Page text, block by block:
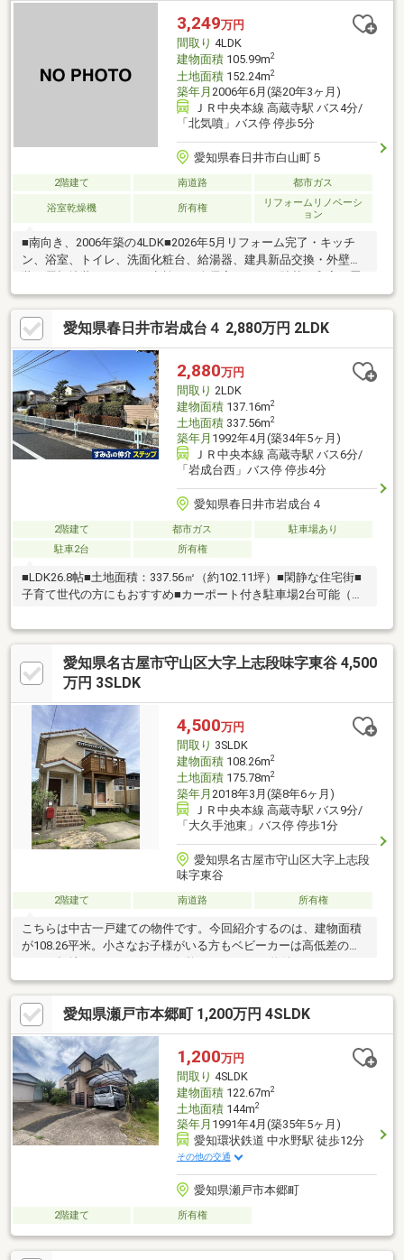
3,249万円
間取り 4LDK
建物面積105.99m2
土地面積152.24m2
築年月 2006年6月(築20年3ヶ月)
ＪＲ中央本線 高蔵寺駅 バス4分/
「北気噴」バス停 停歩5分
愛知県春日井市白山町５
2階建て 南道路 都市ガス
浴室乾燥機 所有権
リフォームリノベーシ
ョン
■南向き、2006年築の4LDK■2026年5月リフォーム完了・キッチ
ン、浴室、トイレ、洗面化粧台、給湯器、建具新品交換・外壁塗
表替え、障子・襖貼替・（洗面室）クッションフロア貼替
愛知県春日井市岩成台４ 2,880万円 2LDK
2,880万円
間取り 2LDK
建物面積137.16m2
土地面積337.56m2
築年月 1992年4月(築34年5ヶ月)
ＪＲ中央本線 高蔵寺駅 バス6分/
「岩成台西」バス停 停歩4分
愛知県春日井市岩成台４
2階建て 都市ガス
駐車場あり
駐車2台
所有権
■LDK26.8帖■土地面積：337.56㎡（約102.11坪）■閑静な住宅街■
子育て世代の方にもおすすめ■カーポート付き駐車場2台可能（車
愛知県名古屋市守山区大字上志段味字東谷 4,500
万円 3SLDK
4,500万円
間取り 3SLDK
建物面積108.26m2
土地面積175.78m2
築年月 2018年3月(築8年6ヶ月)
ＪＲ中央本線 高蔵寺駅 バス9分/
「大久手池東」バス停 停歩1分
愛知県名古屋市守山区大字上志段
味字東谷
2階建て 南道路 所有権
こちらは中古一戸建ての物件です。今回紹介するのは、建物面積
が108.26平米。小さなお子様がいる方もベビーカーは高低差の少
ない平坦地がいいですよね。価格が4500万円の物件はこちらで
す。前面道路6m以上は確保しているので車の出し入れもラクラク
です。築8年の物件でありながら、快適な生活をおくることができ
る物件です。魅力が満載の素敵な4LDK物件の情報をご用意してい
ます。
愛知県瀬戸市本郷町 1,200万円 4SLDK
1,200万円
間取り 4SLDK
建物面積122.67m2
土地面積144m2
築年月 1991年4月(築35年5ヶ月)
愛知環状鉄道 中水野駅 徒歩12分
その他の交通
愛知県瀬戸市本郷町
2階建て 所有権